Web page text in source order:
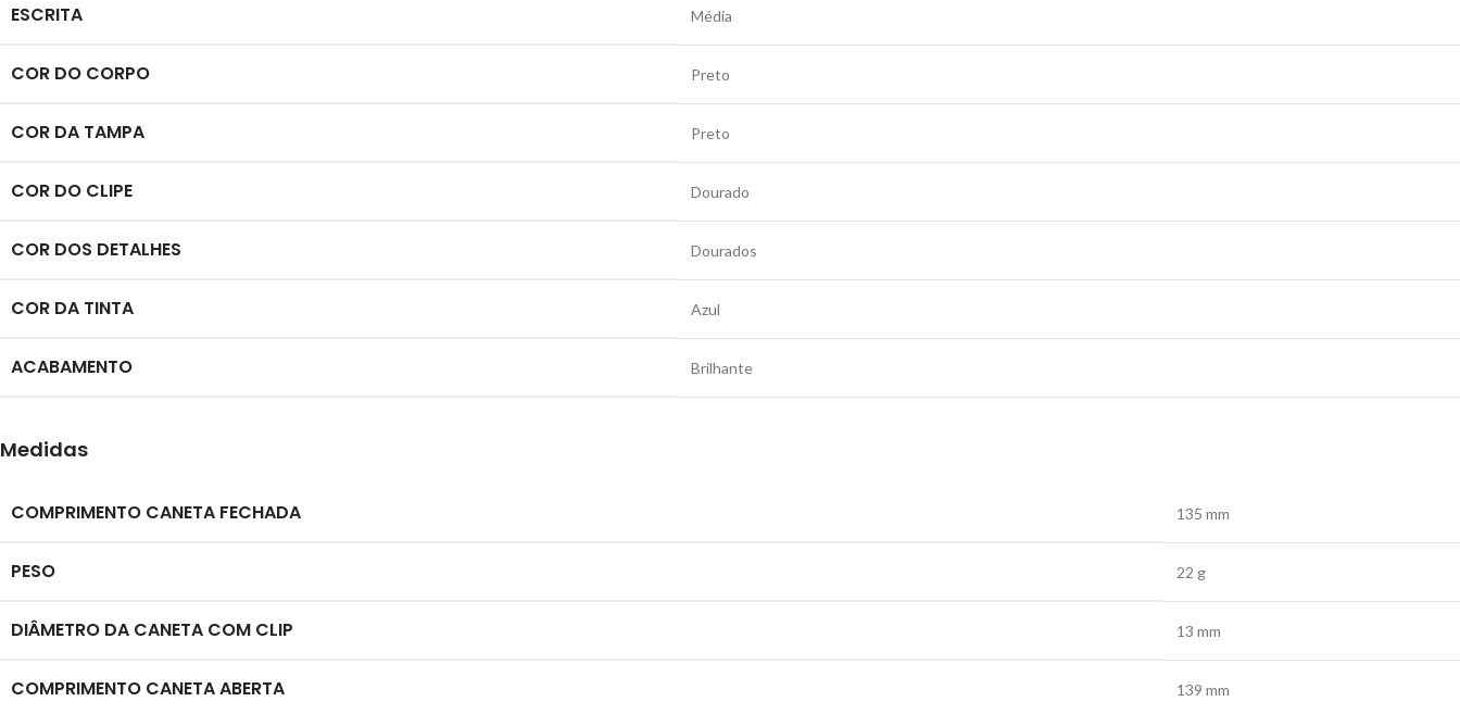
ESCRITA Média
COR DO CORPO Preto
COR DA TAMPA Preto
COR DO CLIPE Dourado
COR DOS DETALHES Dourados
COR DA TINTA Azul
ACABAMENTO Brilhante
Medidas
COMPRIMENTO CANETA FECHADA 135 mm
PESO 22 g
DIÂMETRO DA CANETA COM CLIP 13 mm
COMPRIMENTO CANETA ABERTA 139 mm